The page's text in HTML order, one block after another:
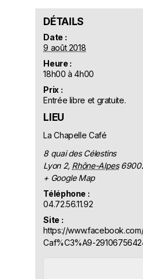
DÉTAILS
Date :
9 août 2018
Heure :
18h00 à 4h00
Prix :
Entrée libre et gratuite.
LIEU
La Chapelle Café
8 quai des Célestins
Lyon 2, Rhône-Alpes
+ Google Map
Téléphone :
04.72.56.11.92
Site :
https://
Caf%C3%A9-